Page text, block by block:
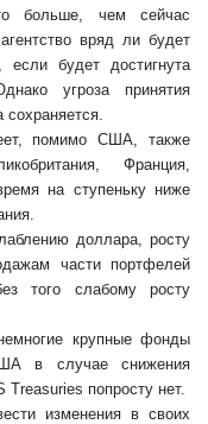
больше, чем сейчас
вряд ли будет
если будет достигнута
угроза принятия
сохраняется.
помимо США, также
Франция,
на ступеньку ниже
доллара, росту
части портфелей
того слабому росту
крупные фонды
в случае снижения
Treasuries попросту нет.
изменения в своих